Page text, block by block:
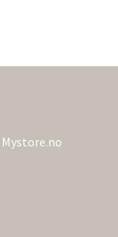
Mystore.no